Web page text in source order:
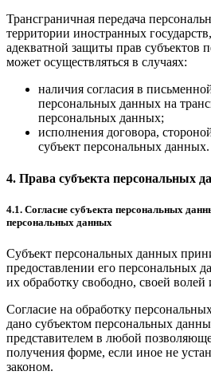
Трансграничная передача
территории иностранных
адекватной защиты прав субъектов
может осуществляться в случаях:
наличия согласия в
персональных данных на
персональных данных;
исполнения договора,
субъект персональных данных.
4. Права субъекта персональных
4.1. Согласие субъекта персональных
персональных данных
Субъект персональных данных
предоставлении его персональных
их обработку свободно, своей волей
Согласие на обработку
дано субъектом персональных
представителем в любой
получения форме, если иное не
законом.